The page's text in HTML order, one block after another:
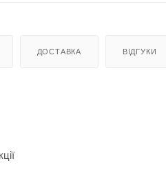
ДОСТАВКА ВІДГУКИ